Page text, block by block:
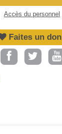
Accès du personnel
Faites un don